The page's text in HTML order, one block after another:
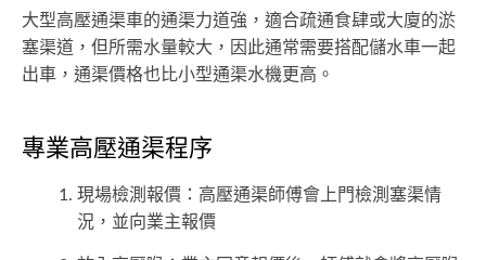
大型高壓通渠車的通渠力道強，適合疏通食肆或大廈的淤
塞渠道，但所需水量較大，因此通常需要搭配儲水車一起
出車，通渠價格也比小型通渠水機更高。
專業高壓通渠程序
現場檢測報價：高壓通渠師傅會上門檢測塞渠情
況，並向業主報價